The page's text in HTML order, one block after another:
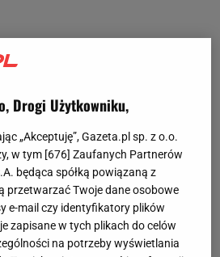
Drogi Użytkowniku,
„Akceptuję”, Gazeta.pl sp. z o.o.
w tym [676] Zaufanych Partnerów
będąca spółką powiązaną z
przetwarzać Twoje dane osobowe
e-mail czy identyfikatory plików
zapisane w tych plikach do celów
na potrzeby wyświetlania